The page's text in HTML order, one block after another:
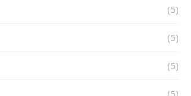
(5)
(5)
(5)
(5)